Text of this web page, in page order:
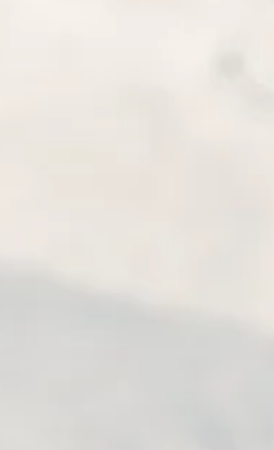
za każdym zakrętem, radość z pokonywania nowych
do Ameryki Łacińskiej,...
NA WYPRAWIE
DAJ SIĘ MIŁO
Daj się miło zaskoczyć Legenda głosi, że pewien etiopski
aktywne po zjedzeniu owoców kawy. Postanowił więc